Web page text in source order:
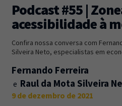
NewsletterCaos
Inscreva-se na newsletter
receba todas as nossas
Podcast #55 |
acessibilidade à
Confira nossa conversa com
Silveira Neto, especialistas em
Fernando Ferreira
Raul da Mota Silveira
9 de dezembro de 2021